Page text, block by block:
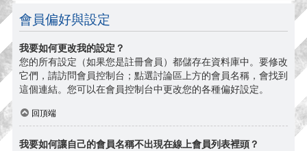
會員偏好與設定
我要如何更改我的設定？
您的所有設定（如果您是註冊會員）都儲存在資料庫中。要修改
它們，請訪問會員控制台；點選討論區上方的會員名稱，會找到
這個連結。您可以在會員控制台中更改您的各種偏好設定。
回頂端
我要如何讓自己的會員名稱不出現在線上會員列表裡頭？